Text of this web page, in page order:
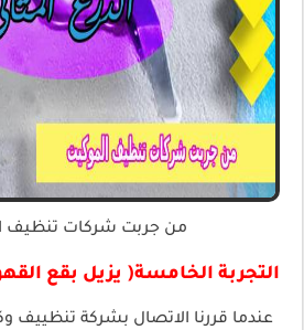
من جربت شركات تنظيف
التجربة الخامسة( يزيل بقع
عندما قررنا الاتصال بشركة تنظييف